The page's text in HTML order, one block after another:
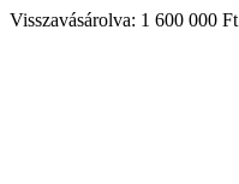
Visszavásárolva: 1 600 000 Ft